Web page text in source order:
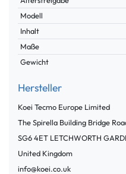
Modell
Inhalt
Maße
Gewicht
Hersteller
Koei Tecmo Europe Limited
The Spirella Building Bridge
SG6 4ET LETCHWORTH
United Kingdom
info@koei.co.uk